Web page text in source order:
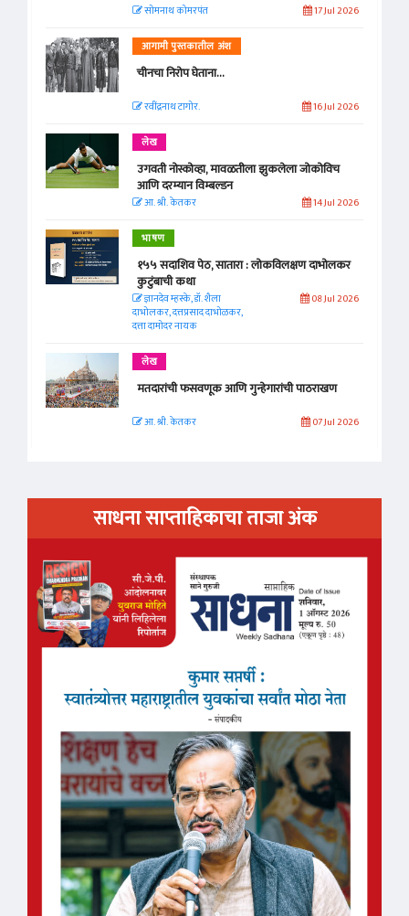
सोमनाथ कोमरपंत 17 Jul 2026
आगामी पुस्तकातील अंश
चीनचा निरोप घेताना...
रवींद्रनाथ टागोर. 16 Jul 2026
लेख
उगवती नोस्कोव्हा, मावळतीला झुकलेला जोकोविच
आणि दरम्यान विम्बल्डन
आ. श्री. केतकर 14 Jul 2026
भाषण
१५५ सदाशिव पेठ, सातारा : लोकविलक्षण दाभोलकर
कुटुंबाची कथा
ज्ञानदेव म्हस्के, डॉ. शैला
दाभोलकर, दत्तप्रसाद दाभोळकर,
दत्ता दामोदर नायक
08 Jul 2026
लेख
मतदारांची फसवणूक आणि गुन्हेगारांची पाठराखण
आ. श्री. केतकर 07 Jul 2026
साधना साप्ताहिकाचा ताजा अंक